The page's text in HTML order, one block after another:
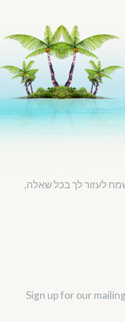
לעזור לך בכל שאלה,
Sign up for our